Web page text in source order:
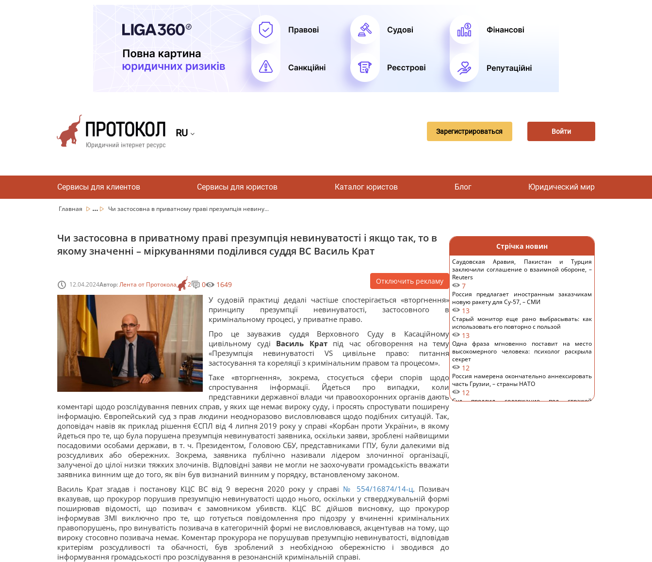
RU Зарегистрироваться Войти
Сервисы для клиентов Сервисы для юристов Каталог юристов Блог Юридический мир
Главная ... Чи застосовна в приватному праві презумпція невину...
Чи застосовна в приватному праві презумпція невинуватості і якщо так, то в
якому значенні – міркуваннями поділився суддя ВС Василь Крат
12.04.2024Автор:Лента от Протокола 2 0 1649 Отключить рекламу
У судовій практиці дедалі частіше спостерігається «вторгнення»
принципу презумпції невинуватості, застосовного в
кримінальному процесі, у приватне право.
Про це зауважив суддя Верховного Суду в Касаційному
цивільному суді Василь Крат під час обговорення на тему
«Презумпція невинуватості VS цивільне право: питання
застосування та кореляції з кримінальним правом та процесом».
Таке «вторгнення», зокрема, стосується сфери спорів щодо
спростування інформації. Йдеться про випадки, коли
представники державної влади чи правоохоронних органів дають
коментарі щодо розслідування певних справ, у яких ще немає вироку суду, і просять спростувати поширену
інформацію. Європейський суд з прав людини неодноразово висловлювався щодо подібних ситуацій. Так,
доповідач навів як приклад рішення ЄСПЛ від 4 липня 2019 року у справі «Корбан проти України», в якому
йдеться про те, що була порушена презумпція невинуватості заявника, оскільки заяви, зроблені найвищими
посадовими особами держави, в т. ч. Президентом, Головою СБУ, представниками ГПУ, були далекими від
розсудливих або обережних. Зокрема, заявника публічно називали лідером злочинної організації,
залученої до цілої низки тяжких злочинів. Відповідні заяви не могли не заохочувати громадськість вважати
заявника винним ще до того, як він був визнаний винним у порядку, встановленому законом.
Василь Крат згадав і постанову КЦС ВС від 9 вересня 2020 року у справі № 554/16874/14-ц. Позивач
вказував, що прокурор порушив презумпцію невинуватості щодо нього, оскільки у стверджувальній формі
поширював відомості, що позивач є замовником убивств. КЦС ВС дійшов висновку, що прокурор
інформував ЗМІ виключно про те, що готується повідомлення про підозру у вчиненні кримінальних
правопорушень, про винуватість позивача в категоричній формі не висловлювався, акцентував на тому, що
вироку стосовно позивача немає. Коментар прокурора не порушував презумпцію невинуватості, відповідав
критеріям розсудливості та обачності, був зроблений з необхідною обережністю і зводився до
інформування громадськості про розслідування в резонансній кримінальній справі.
Стрічка новин
Саудовская Аравия, Пакистан и Турция
заключили соглашение о взаимной обороне, –
Reuters
7
Россия предлагает иностранным заказчикам
новую ракету для Су-57, – СМИ
13
Старый монитор еще рано выбрасывать: как
использовать его повторно с пользой
13
Одна фраза мгновенно поставит на место
высокомерного человека: психолог раскрыла
секрет
12
Россия намерена окончательно аннексировать
часть Грузии, – страны НАТО
12
Суд продлил содержание под стражей